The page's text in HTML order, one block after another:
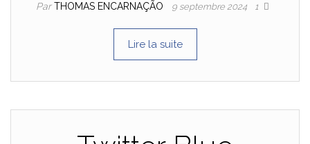
ParTHOMAS ENCARNAÇÃO 9 septembre 2024 1
Lire la suite